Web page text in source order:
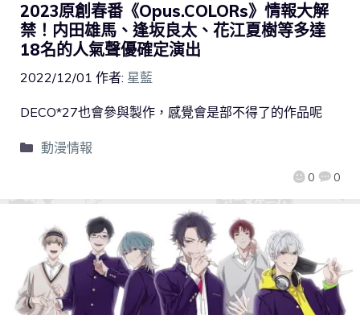
2023原創春番《Opus.COLORs》情報大解
禁！内田雄馬、逢坂良太、花江夏樹等多達
18名的人氣聲優確定演出
2022/12/01 作者: 星藍
0 0
DECO*27也會參與製作，感覺會是部不得了的作品呢
動漫情報